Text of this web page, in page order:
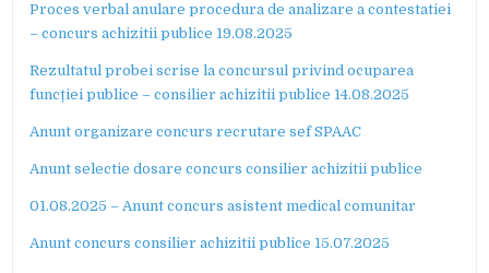
Proces verbal anulare procedura de analizare a contestatiei
– concurs achizitii publice 19.08.2025
Rezultatul probei scrise la concursul privind ocuparea
funcției publice – consilier achizitii publice 14.08.2025
Anunt organizare concurs recrutare sef SPAAC
Anunt selectie dosare concurs consilier achizitii publice
01.08.2025 – Anunt concurs asistent medical comunitar
Anunt concurs consilier achizitii publice 15.07.2025